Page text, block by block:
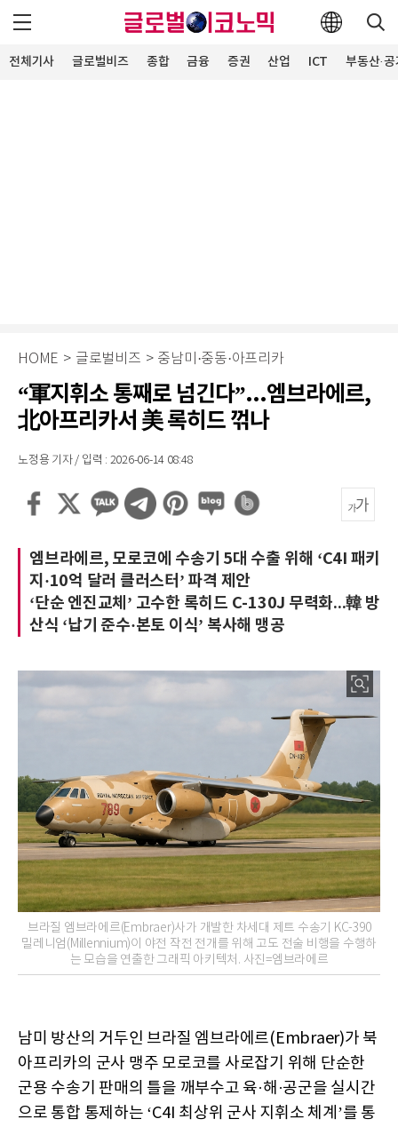
전체기사 글로벌비즈 종합 금융 증권 산업 ICT 부동산·
HOME > 글로벌비즈 > 중남미·중동·아프리카
“軍지휘소 통째로 넘긴다”...엠브라에르,
北아프리카서 美 록히드 꺾나
노정용 기자 / 입력 : 2026-06-14 08:48
엠브라에르, 모로코에 수송기 5대 수출 위해 ‘C4I 패키
지·10억 달러 클러스터’ 파격 제안
‘단순 엔진교체’ 고수한 록히드 C-130J 무력화...韓 방
산식 ‘납기 준수·본토 이식’ 복사해 맹공
브라질 엠브라에르(Embraer)사가 개발한 차세대 제트 수송기 KC-390
밀레니엄(Millennium)이 야전 작전 전개를 위해 고도 전술 비행을 수행하
는 모습을 연출한 그래픽 아키텍처. 사진=엠브라에르
남미 방산의 거두인 브라질 엠브라에르(Embraer)가 북
아프리카의 군사 맹주 모로코를 사로잡기 위해 단순한
군용 수송기 판매의 틀을 깨부수고 육·해·공군을 실시간
으로 통합 통제하는 ‘C4I 최상위 군사 지휘소 체계’를 통